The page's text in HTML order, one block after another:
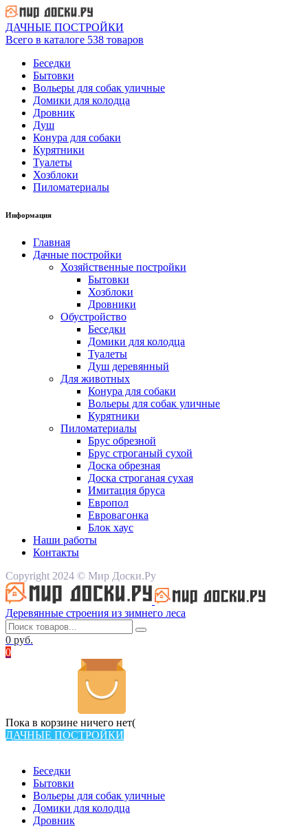
ДАЧНЫЕ ПОСТРОЙКИ
Всего в каталоге 538 товаров
Беседки
Бытовки
Вольеры для собак уличные
Домики для колодца
Дровник
Душ
Конура для собаки
Курятники
Туалеты
Хозблоки
Пиломатериалы
Информация
Главная
Дачные постройки
Хозяйственные постройки
Бытовки
Хозблоки
Дровники
Обустройство
Беседки
Домики для колодца
Туалеты
Душ деревянный
Для животных
Конура для собаки
Вольеры для собак уличные
Курятники
Пиломатериалы
Брус обрезной
Брус строганый сухой
Доска обрезная
Доска строганая сухая
Имитация бруса
Европол
Евровагонка
Блок хаус
Наши работы
Контакты
Copyright 2024 © Мир Доски.Ру
Деревянные строения из зимнего леса
0 руб.
0
Пока в корзине ничего нет(
ДАЧНЫЕ ПОСТРОЙКИ
Беседки
Бытовки
Вольеры для собак уличные
Домики для колодца
Дровник